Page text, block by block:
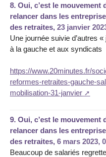
8. Oui, c’est le mouvement
relancer dans les
des retraites, 23 janvier
Une journée suivie d’autres
à la gauche et aux syndicats
https://www.20minutes.fr/
reformes-retraites-gauche-
mobilisation-31-janvier
9. Oui, c’est le mouvement
relancer dans les
des retraites, 6 mars 2023,
Beaucoup de salariés